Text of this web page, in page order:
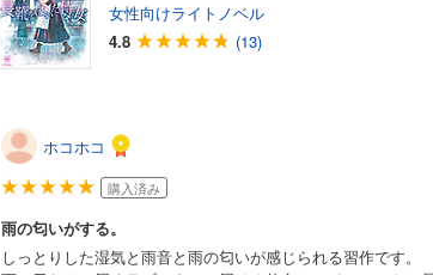
女性向けライトノベル
4.8
(13)
ホコホコ
購入済み
雨の匂いがする。
しっとりした湿気と雨音と雨の匂いが感じられる習作です。